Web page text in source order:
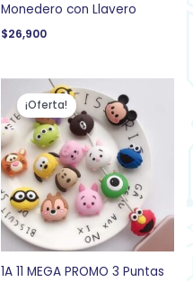
Monedero con Llavero
$26,900
¡Oferta!
1A 11 MEGA PROMO 3 Puntas
El
precio
original
era:
$37,500.
precio
actual
es:
$19,900.